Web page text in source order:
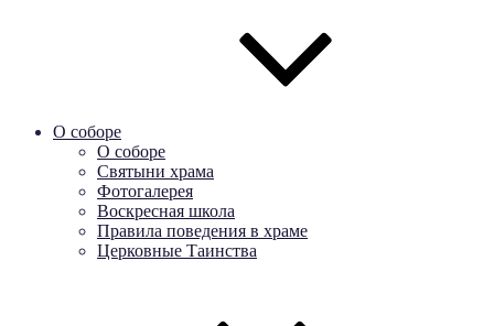
О соборе
О соборе
Святыни храма
Фотогалерея
Воскресная школа
Правила поведения в храме
Церковные Таинства